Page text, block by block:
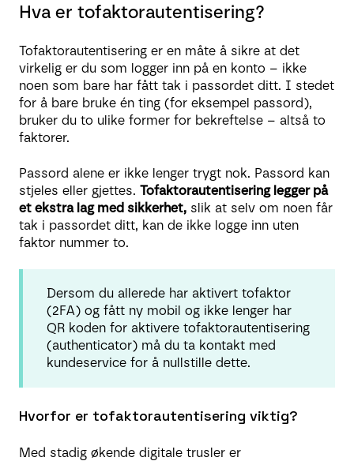
Hva er tofaktorautentisering?
Tofaktorautentisering er en måte å sikre at det
virkelig er du som logger inn på en konto – ikke
noen som bare har fått tak i passordet ditt. I stedet
for å bare bruke én ting (for eksempel passord),
bruker du to ulike former for bekreftelse – altså to
faktorer.
Passord alene er ikke lenger trygt nok. Passord kan
stjeles eller gjettes. Tofaktorautentisering legger på
et ekstra lag med sikkerhet, slik at selv om noen får
tak i passordet ditt, kan de ikke logge inn uten
faktor nummer to.
Dersom du allerede har aktivert tofaktor
(2FA) og fått ny mobil og ikke lenger har
QR koden for aktivere tofaktorautentisering
(authenticator) må du ta kontakt med
kundeservice for å nullstille dette.
Hvorfor er tofaktorautentisering viktig?
Med stadig økende digitale trusler er